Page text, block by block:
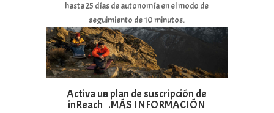
hasta 25 días de autonomía en el modo de
seguimiento de 10 minutos.
Activa un plan de suscripción de
inReach
®
.MÁS INFORMACIÓN